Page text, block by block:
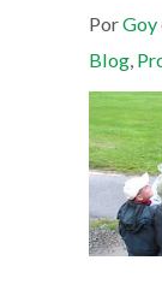
PorGoy
Blog,